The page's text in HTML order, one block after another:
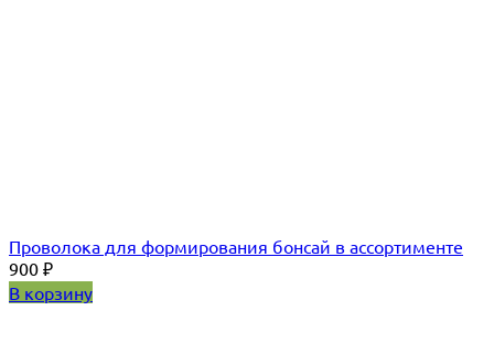
Проволока для формирования бонсай в ассортименте
900 ₽
В корзину